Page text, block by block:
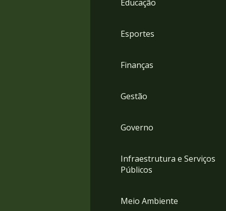
Educação
Esportes
Finanças
Gestão
Governo
Infraestrutura e Serviços
Públicos
Meio Ambiente